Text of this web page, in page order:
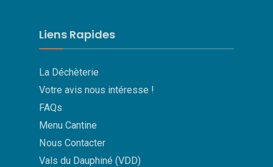
Liens Rapides
La Déchèterie
Votre avis nous intéresse !
FAQs
Menu Cantine
Nous Contacter
Vals du Dauphiné (VDD)